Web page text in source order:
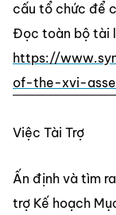
cấu tổ chức để
https://
of-the-xvi-
Việc Tài Trợ
Ấn định và tìm
trợ Kế hoạch